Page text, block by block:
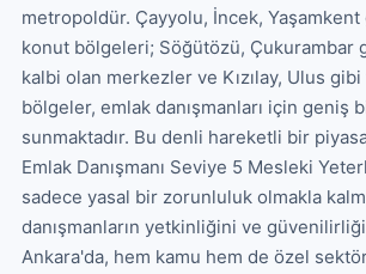
metropoldür. Çayyolu, İncek, Yaşamkent
konut bölgeleri; Söğütözü, Çukurambar
kalbi olan merkezler ve Kızılay, Ulus
bölgeler, emlak danışmanları için geniş
sunmaktadır. Bu denli hareketli bir
Emlak Danışmanı Seviye 5 Mesleki
sadece yasal bir zorunluluk olmakla
danışmanların yetkinliğini ve
Ankara'da, hem kamu hem de özel sektör